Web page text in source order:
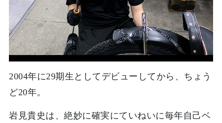
2004年に29期生としてデビューしてから、ちょう
ど20年。
岩見貴史は、絶妙に確実にていねいに毎年自己ベ